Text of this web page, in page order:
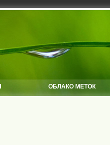
ОБЛАКО МЕТОК